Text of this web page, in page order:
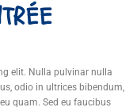
elit. Nulla pulvinar nulla
odio in ultrices bibendum,
quam. Sed eu faucibus